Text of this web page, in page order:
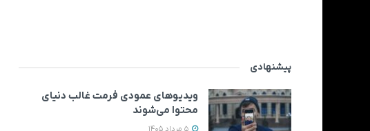
پیشنهادی
ویدیوهای عمودی فرمت غالب دنیای
محتوا می‌شوند